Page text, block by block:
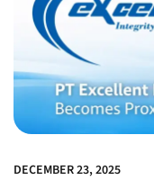
DECEMBER 23, 2025